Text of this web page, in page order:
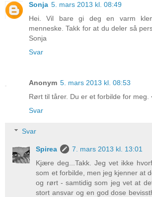
Sonja 5. mars 2013 kl. 08:49
Hei. Vil bare gi deg en varm
menneske. Takk for at du deler så
Sonja
Svar
Anonym 5. mars 2013 kl. 08:53
Rørt til tårer. Du er et forbilde for meg.
Svar
Svar
Spirea
7. mars 2013 kl. 13:01
Kjære deg...Takk. Jeg vet ikke
som et forbilde, men jeg kjenner at
og rørt - samtidig som jeg vet at
stort ansvar og en god dose